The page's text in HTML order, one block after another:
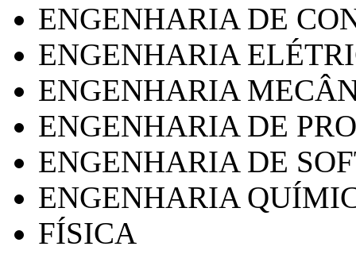
ENGENHARIA DE
ENGENHARIA
ENGENHARIA
ENGENHARIA DE
ENGENHARIA DE
ENGENHARIA
FÍSICA